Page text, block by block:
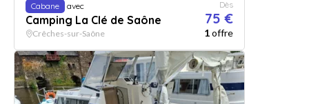
Cabane avec
Camping La Clé de Saône
Dès
75 €
Crêches-sur-Saône 1offre